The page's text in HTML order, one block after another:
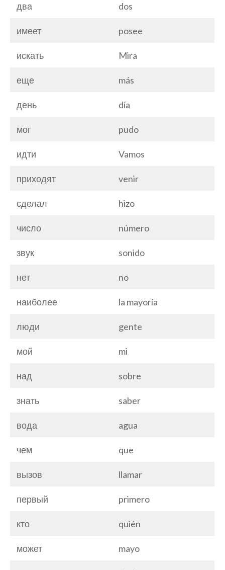
два dos
имеет posee
искать Mira
еще más
день día
мог pudo
идти Vamos
приходят venir
сделал hizo
число número
звук sonido
нет no
наиболее la mayoría
люди gente
мой mi
над sobre
знать saber
вода agua
чем que
вызов llamar
первый primero
кто quién
может mayo